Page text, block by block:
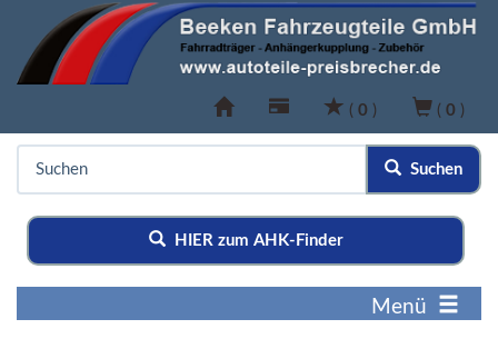
( 0 ) ( 0 )
Suchen
HIER zum AHK-Finder
Menü